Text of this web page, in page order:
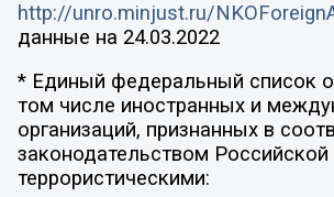
http://unro.minjust.ru/
данные на 24.03.2022
* Единый федеральный список
том числе иностранных и
организаций, признанных в
законодательством
террористическими: